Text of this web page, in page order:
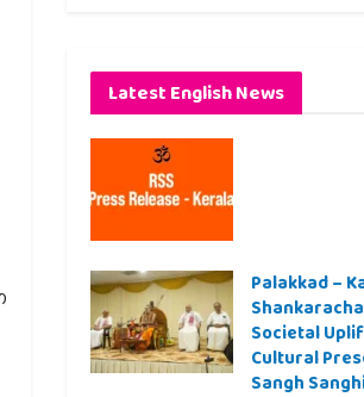
Latest English News
Palakkad –
Societal
Cultural
Sangh